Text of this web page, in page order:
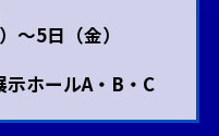
～5日（金）
ホールA・B・C